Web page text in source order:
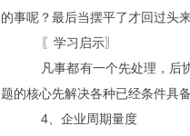
的事呢？最后当摆平了才回过头
〖学习启示〗
凡事都有一个先处理，后
题的核心先解决各种已经条件具
4、企业周期量度